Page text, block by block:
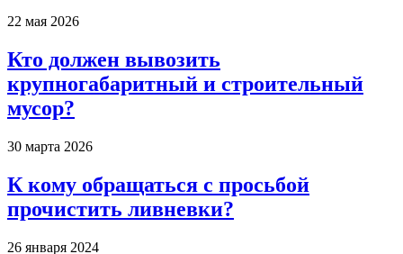
22 мая 2026
Кто должен вывозить
крупногабаритный и строительный
мусор?
30 марта 2026
К кому обращаться с просьбой
прочистить ливневки?
26 января 2024